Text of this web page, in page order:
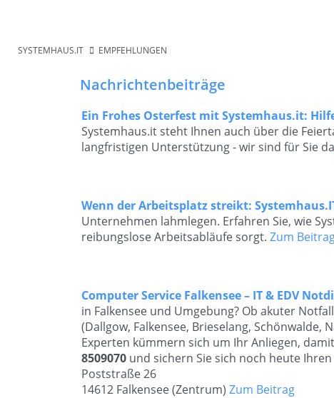
SYSTEMHAUS.IT EMPFEHLUNGEN
Nachrichtenbeiträge
Ein Frohes Osterfest mit Systemhaus.it:
Systemhaus.it steht Ihnen auch über die
langfristigen Unterstützung - wir sind für Sie
Wenn der Arbeitsplatz streikt:
Unternehmen lahmlegen. Erfahren Sie, wie
reibungslose Arbeitsabläufe sorgt. Zum
Computer Service Falkensee – IT & EDV
in Falkensee und Umgebung? Ob akuter
(Dallgow, Falkensee, Brieselang, Schönwalde,
Experten kümmern sich um Ihr Anliegen,
8509070 und sichern Sie sich noch heute
Poststraße 26
14612 Falkensee (Zentrum) Zum Beitrag